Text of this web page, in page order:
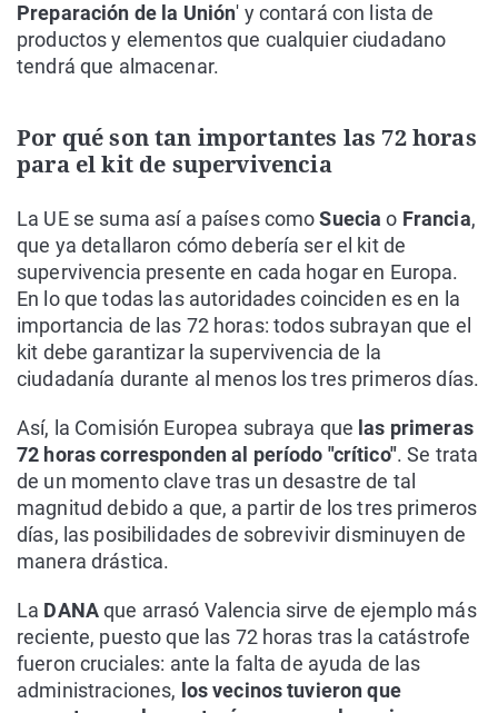
Preparación de la Unión' y contará con lista de
productos y elementos que cualquier ciudadano
tendrá que almacenar.
Por qué son tan importantes las 72 horas
para el kit de supervivencia
La UE se suma así a países comoSueciao Francia,
que ya detallaron cómo debería ser el kit de
supervivencia presente en cada hogar en Europa.
En lo que todas las autoridades coinciden es en la
importancia de las 72 horas: todos subrayan que el
kit debe garantizar la supervivencia de la
ciudadanía durante al menos los tres primeros días.
Así, la Comisión Europea subraya que las primeras
72 horas corresponden al período "crítico". Se trata
de un momento clave tras un desastre de tal
magnitud debido a que, a partir de los tres primeros
días, las posibilidades de sobrevivir disminuyen de
manera drástica.
La DANAque arrasó Valencia sirve de ejemplo más
reciente, puesto que las 72 horas tras la catástrofe
fueron cruciales: ante la falta de ayuda de las
administraciones, los vecinos tuvieron que